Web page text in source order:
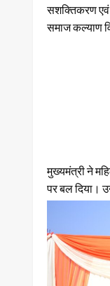
सशक्तिकरण एवं
समाज कल्याण
मुख्यमंत्री ने
पर बल दिया।